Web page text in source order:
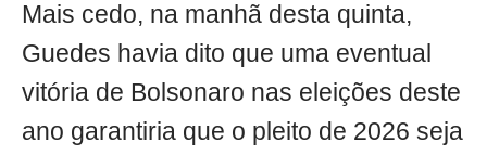
Mais cedo, na manhã desta quinta,
Guedes havia dito que uma eventual
vitória de Bolsonaro nas eleições deste
ano garantiria que o pleito de 2026 seja